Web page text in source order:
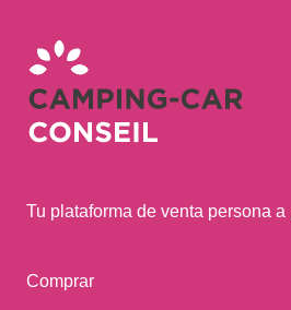
Tu plataforma de venta persona a
Comprar